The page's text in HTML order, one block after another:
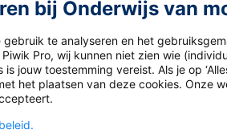
bij Onderwijs van
te analyseren en het
Pro, wij kunnen niet zien wie
jouw toestemming vereist. Als je op
het plaatsen van deze cookies. Onze